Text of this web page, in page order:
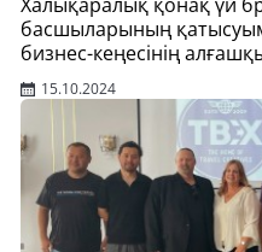
басшыларының
бизнес-кеңесінің
15.10.2024